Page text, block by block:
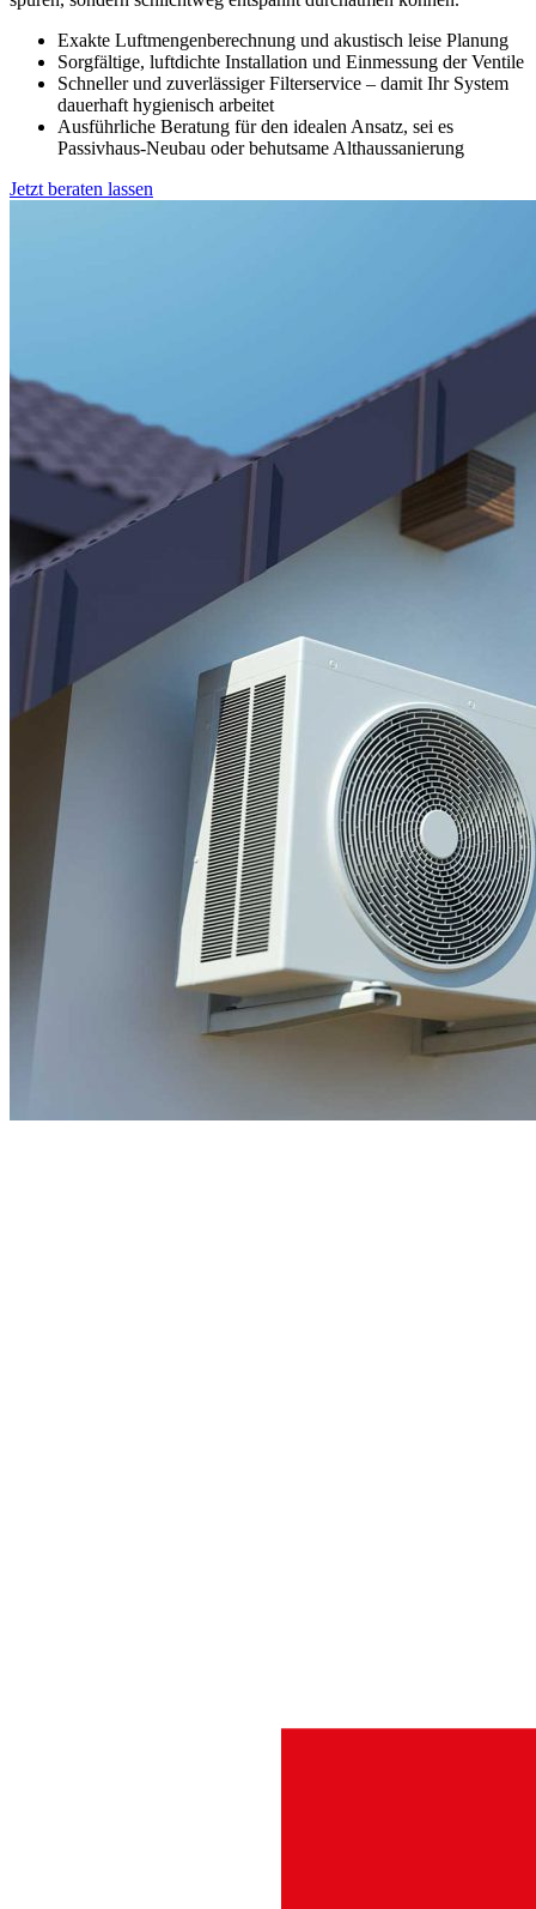
Exakte Luftmengenberechnung und akustisch leise Planung
Sorgfältige, luftdichte Installation und Einmessung der Ventile
Schneller und zuverlässiger Filterservice – damit Ihr System
dauerhaft hygienisch arbeitet
Ausführliche Beratung für den idealen Ansatz, sei es
Passivhaus-Neubau oder behutsame Althaussanierung
Jetzt beraten lassen